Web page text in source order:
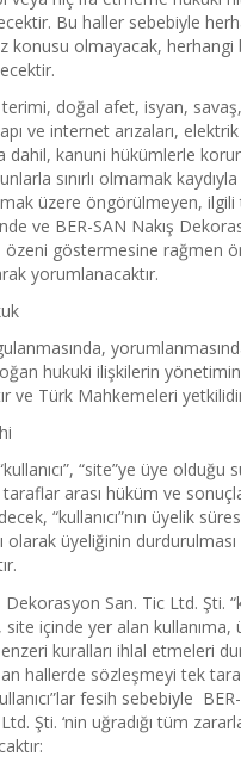
Bu haller sebebiyle
konusu olmayacak,
terimi, doğal afet, isyan,
ve internet arızaları,
dahil, kanuni hükümlerle
sınırlı olmamak
üzere öngörülmeyen, ilgili
ve BER-SAN Nakış
özeni göstermesine rağmen
yorumlanacaktır.
hukuki ilişkilerin
ve Türk Mahkemeleri
“site”ye üye olduğu
arası hüküm ve
“kullanıcı”nın üyelik
olarak üyeliğinin
San. Tic Ltd. Şti.
içinde yer alan kullanıma,
kuralları ihlal etmeleri
hallerde sözleşmeyi tek
fesih sebebiyle
Şti. ‘nin uğradığı tüm